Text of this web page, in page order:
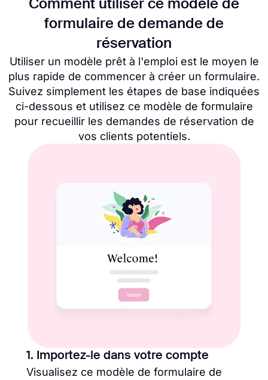
Comment utiliser ce modèle de
formulaire de demande de
réservation
Utiliser un modèle prêt à l'emploi est le moyen le
plus rapide de commencer à créer un formulaire.
Suivez simplement les étapes de base indiquées
ci-dessous et utilisez ce modèle de formulaire
pour recueillir les demandes de réservation de
vos clients potentiels.
1. Importez-le dans votre compte
Visualisez ce modèle de formulaire de